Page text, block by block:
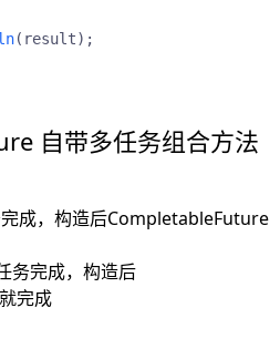
( result);
自带多任务组合方法
成，构造后CompletableFuture
务完成，构造后
完成